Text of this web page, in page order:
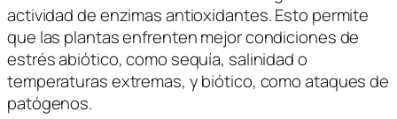
actividad de enzimas antioxidantes. Esto permite
que las plantas enfrenten mejor condiciones de
estrés abiótico, como sequía, salinidad o
temperaturas extremas, y biótico, como ataques de
patógenos.